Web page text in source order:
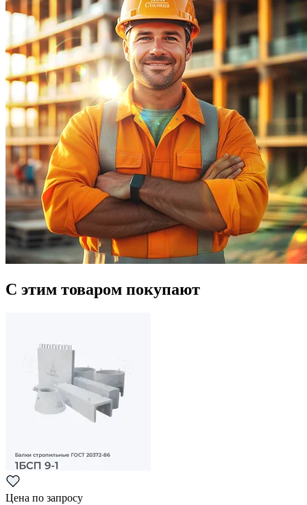
С этим товаром покупают
Цена по запросу